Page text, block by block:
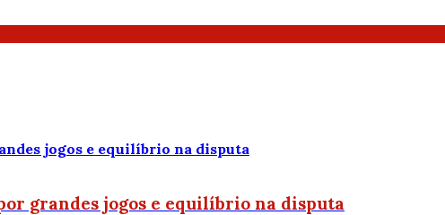
grandes jogos e equilíbrio na disputa